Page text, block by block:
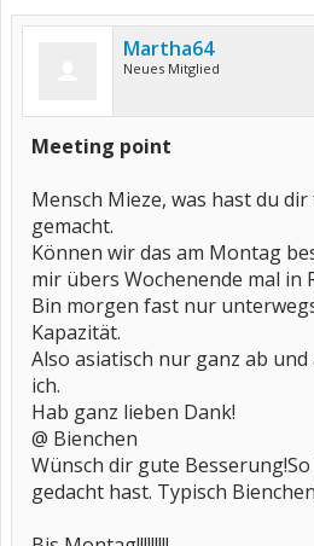
Martha64
Neues Mitglied
Meeting point
Mensch Mieze, was hast du
gemacht.
Können wir das am Montag
mir übers Wochenende mal in
Bin morgen fast nur
Kapazität.
Also asiatisch nur ganz ab und
ich.
Hab ganz lieben Dank!
@ Bienchen
Wünsch dir gute
gedacht hast. Typisch